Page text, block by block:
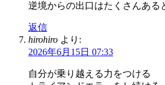
逆境からの出口はたくさんある
返信
hirohiro より:
2026年6月15日 07:33
自分が乗り越える力をつける